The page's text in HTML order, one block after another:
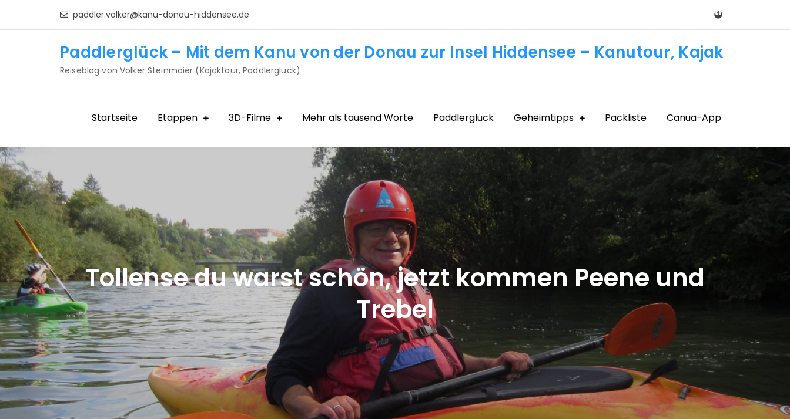
paddler.volker@kanu-donau-hiddensee.de
Paddlerglück – Mit dem Kanu von der Donau zur Insel Hiddensee – Kanutour, Kajak
Reiseblog von Volker Steinmaier (Kajaktour, Paddlerglück)
Startseite Etappen 3D-Filme Mehr als tausend Worte Paddlerglück Geheimtipps Packliste Canua-App
Tollense du warst schön, jetzt kommen Peene und
Trebel